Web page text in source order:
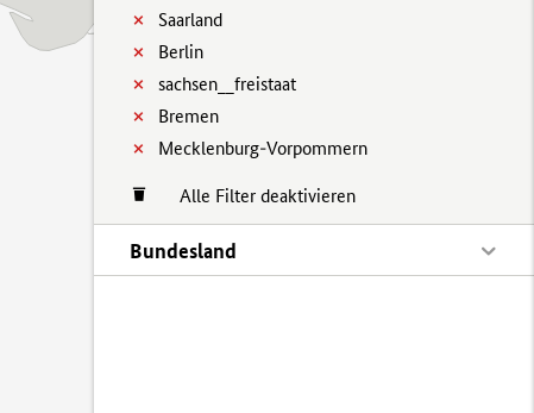
Saarland
Berlin
sachsen__freistaat
Bremen
Mecklenburg-Vorpommern
Alle Filter deaktivieren
Bundesland